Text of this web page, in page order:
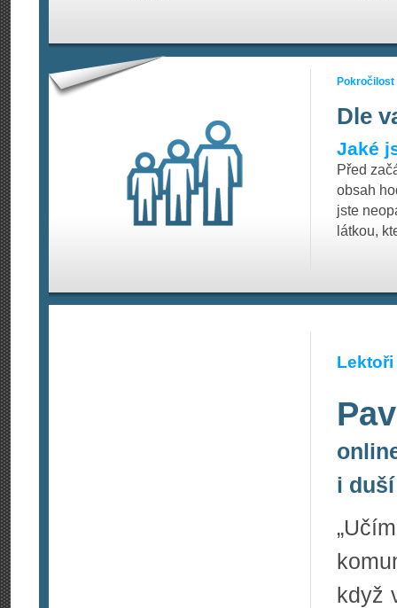
Pokročilost
Dle
Jaké
Před
obsah
jste
látkou,
i duší
když